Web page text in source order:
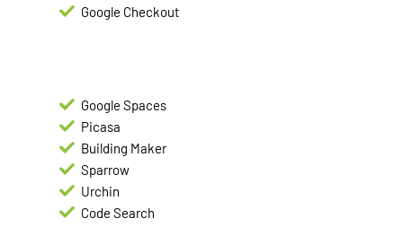
Google Checkout
Google Spaces
Picasa
Building Maker
Sparrow
Urchin
Code Search